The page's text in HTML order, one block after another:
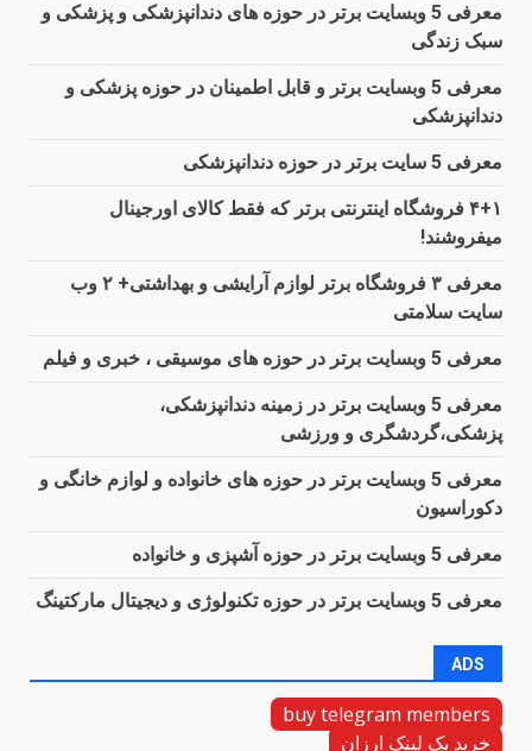
معرفی 5 وبسایت برتر در حوزه های دندانپزشکی و پزشکی و
سبک زندگی
معرفی 5 وبسایت برتر و قابل اطمینان در حوزه پزشکی و
دندانپزشکی
معرفی 5 سایت برتر در حوزه دندانپزشکی
۴+۱ فروشگاه اینترنتی برتر که فقط کالای اورجینال
میفروشند!
معرفی ۳ فروشگاه برتر لوازم آرایشی و بهداشتی+ ۲ وب
سایت سلامتی
معرفی 5 وبسایت برتر در حوزه های موسیقی ، خبری و فیلم
معرفی 5 وبسایت برتر در زمینه دندانپزشکی،
پزشکی،گردشگری و ورزشی
معرفی 5 وبسایت برتر در حوزه های خانواده و لوازم خانگی و
دکوراسیون
معرفی 5 وبسایت برتر در حوزه آشپزی و خانواده
معرفی 5 وبسایت برتر در حوزه تکنولوژی و دیجیتال مارکتینگ
ADS
buy telegram members
خرید بک لینک ارزان